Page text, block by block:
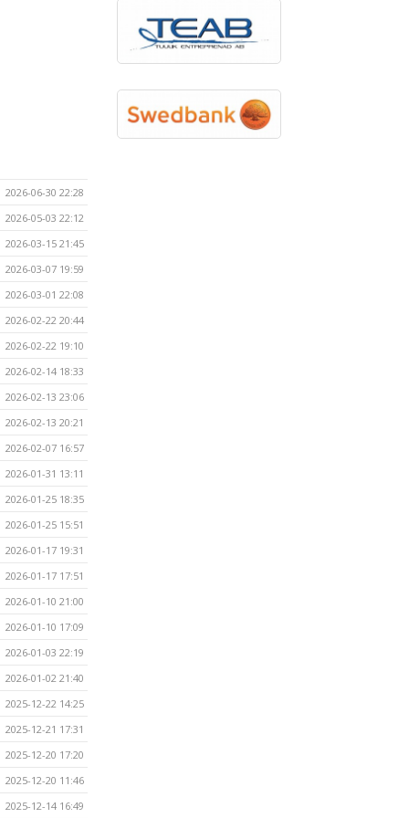
2026-06-30 22:28
2026-05-03 22:12
2026-03-15 21:45
2026-03-07 19:59
2026-03-01 22:08
2026-02-22 20:44
2026-02-22 19:10
2026-02-14 18:33
2026-02-13 23:06
2026-02-13 20:21
2026-02-07 16:57
2026-01-31 13:11
2026-01-25 18:35
2026-01-25 15:51
2026-01-17 19:31
2026-01-17 17:51
2026-01-10 21:00
2026-01-10 17:09
2026-01-03 22:19
2026-01-02 21:40
2025-12-22 14:25
2025-12-21 17:31
2025-12-20 17:20
2025-12-20 11:46
2025-12-14 16:49